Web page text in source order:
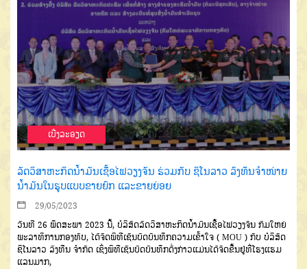
ເບີ່ງລະອຽດ
ລັດວິສາຫະກິດນໍ້າມັນເຊື້ອໄຟວຽງຈັນ ຮ່ວມກັບ ຊິໂນລາວ ລົງທຶນຈຳໜ່າຍ
ນໍ້າມັນໃນຮູບແບບຂາຍຍົກ ແລະຂາຍຍ່ອຍ
29/05/2023
ວັນທີ 26 ພຶດສະພາ 2023 ນີ້, ບໍລິສັດລັດວິສາຫະກິດນໍ້າມັນເຊື້ອໄຟວຽງຈັນ ກົມໃຫຍ່
ພະລາທິການກອງທັບ, ໄດ້ຈັດພິທີເຊັນບົດບັນທຶກຄວາມເຂົ້າໃຈ ( MOU ) ກັບ ບໍລິສັດ
ຊິໂນລາວ ລົງທືນ ຈໍາກັດ ເຊິ່ງພິທີເຊັນບົດບັນທຶກດັ່ງກ່າວແມ່ນໄດ້ຈັດຂື້ນຢູ່ທີ່ໂຮງແຮມ
ແລນມາກ,